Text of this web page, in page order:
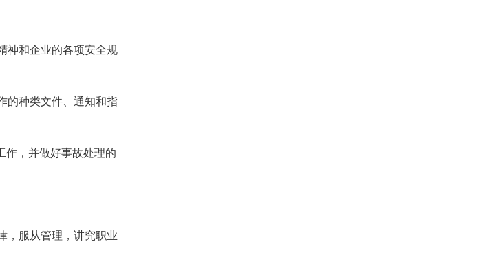
神和企业的各项安全规
的种类文件、通知和指
作，并做好事故处理的
，服从管理，讲究职业